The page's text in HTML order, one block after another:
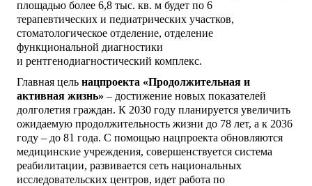
площадью более 6,8 тыс. кв. м будет по 6
терапевтических и педиатрических участков,
стоматологическое отделение, отделение
функциональной диагностики
и рентгенодиагностический комплекс.
Главная цель нацпроекта «Продолжительная и
активная жизнь» – достижение новых показателей
долголетия граждан. К 2030 году планируется увеличить
ожидаемую продолжительность жизни до 78 лет, а к 2036
году – до 81 года. С помощью нацпроекта обновляются
медицинские учреждения, совершенствуется система
реабилитации, развивается сеть национальных
исследовательских центров, идет работа по